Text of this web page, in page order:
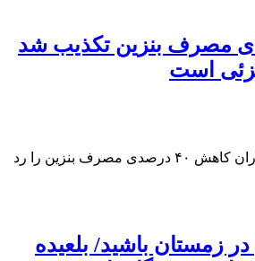
درصدی مصرف بنزین تکذیب شد
است
سخنگوی صنف جایگاه‌داران کاهش ۴۰ درصدی مصرف بنزین را رد
زمستان باشید/ بلعیده